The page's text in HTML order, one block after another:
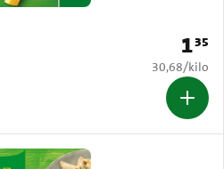
Prijs:
135
€ 30,68 per
30,68/kilo